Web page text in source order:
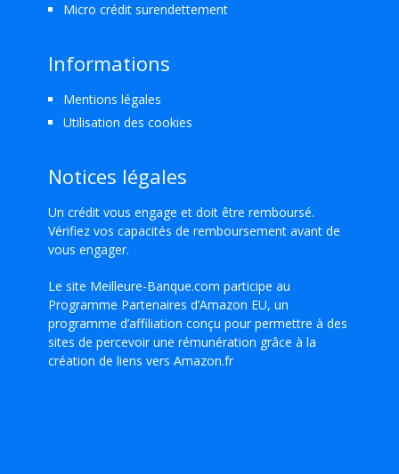
Micro crédit surendettement
Informations
Mentions légales
Utilisation des cookies
Notices légales
Un crédit vous engage et doit être remboursé.
Vérifiez vos capacités de remboursement avant de
vous engager.
Le site Meilleure-Banque.com participe au
Programme Partenaires d’Amazon EU, un
programme d’affiliation conçu pour permettre à des
sites de percevoir une rémunération grâce à la
création de liens vers Amazon.fr